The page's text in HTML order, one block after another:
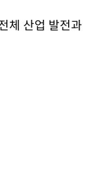
체 산업 발전과